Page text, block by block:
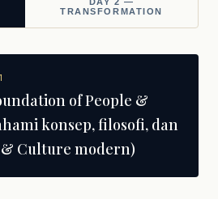
TRANSFORMATION
of People &
konsep, filosofi, dan
Culture modern)